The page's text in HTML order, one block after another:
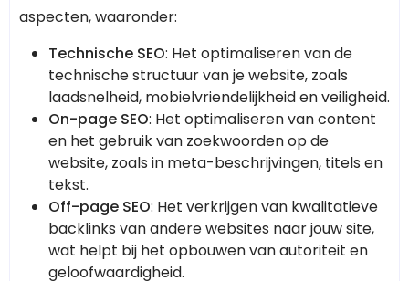
aspecten, waaronder:
Technische SEO: Het optimaliseren van de
technische structuur van je website, zoals
laadsnelheid, mobielvriendelijkheid en veiligheid.
On-page SEO: Het optimaliseren van content
en het gebruik van zoekwoorden op de
website, zoals in meta-beschrijvingen, titels en
tekst.
Off-page SEO: Het verkrijgen van kwalitatieve
backlinks van andere websites naar jouw site,
wat helpt bij het opbouwen van autoriteit en
geloofwaardigheid.